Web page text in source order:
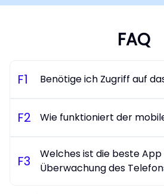
FAQ
F1 Benötige ich Zugriff auf
F2 Wie funktioniert der
F3
Welches ist die beste App
Überwachung des